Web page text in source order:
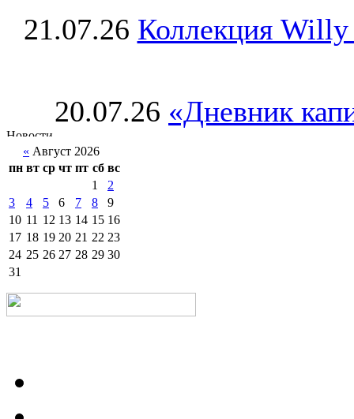
21.07.26 Коллекция Willy
20.07.26 «Дневник
« Август 2026
пн вт ср чт пт сб вс
1
2
3
4 5 6 7 8
9
10 11 12 13 14 15 16
17 18 19 20 21 22 23
24 25 26 27 28 29 30
31